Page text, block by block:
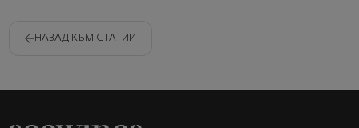
НАЗАД КЪМ СТАТИИ